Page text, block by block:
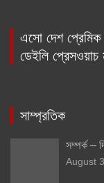
এসো দেশ প্রেমিক
ডেইলি প্রেসওয়াচ
সাম্প্রতিক
সম্পর্ক –
August